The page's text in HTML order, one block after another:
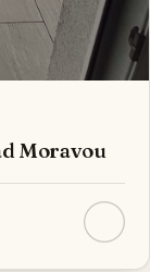
Moravou